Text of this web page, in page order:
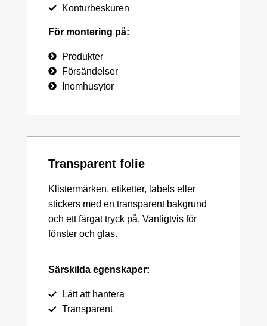
Konturbeskuren
För montering på:
Produkter
Försändelser
Inomhusytor
Transparent folie
Klistermärken, etiketter, labels eller
stickers med en transparent bakgrund
och ett färgat tryck på. Vanligtvis för
fönster och glas.
Särskilda egenskaper:
Lätt att hantera
Transparent